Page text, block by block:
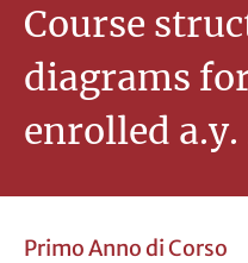
Course
diagrams
enrolled
Primo Anno di Corso